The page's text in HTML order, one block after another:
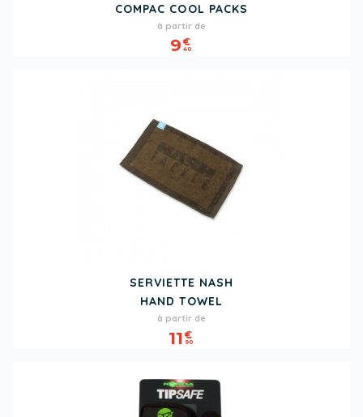
COMPAC COOL PACKS
Prix
à partir de
9€
40
SERVIETTE NASH
HAND TOWEL
Prix
à partir de
11€
90